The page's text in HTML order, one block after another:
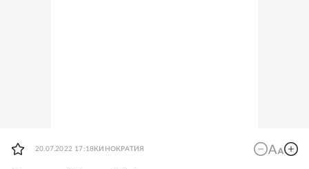
20.07.2022 17:18 КИНОКРАТИЯ